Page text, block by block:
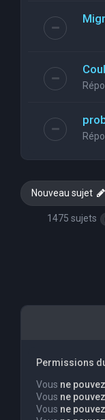
Nouveau sujet
1475 sujets
Permissions
Vous ne
Vous ne
Vous ne